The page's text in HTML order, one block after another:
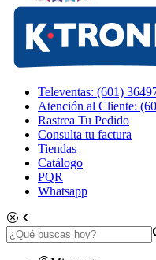
Televentas: (601)
Atención al Cliente:
Rastrea Tu Pedido
Consulta tu factura
Tiendas
Catálogo
PQR
Whatsapp